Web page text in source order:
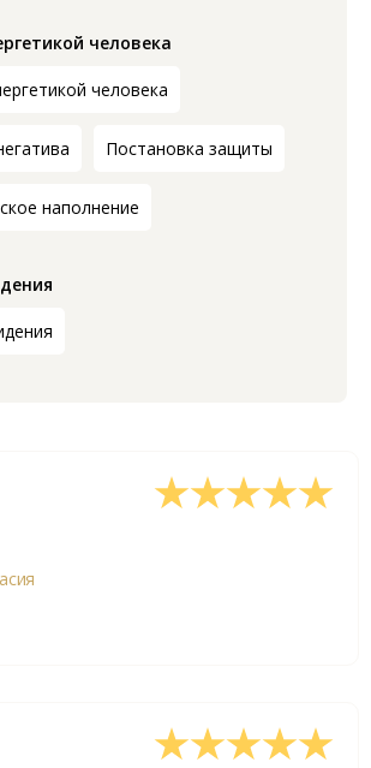
человека
человека
Постановка защиты
наполнение